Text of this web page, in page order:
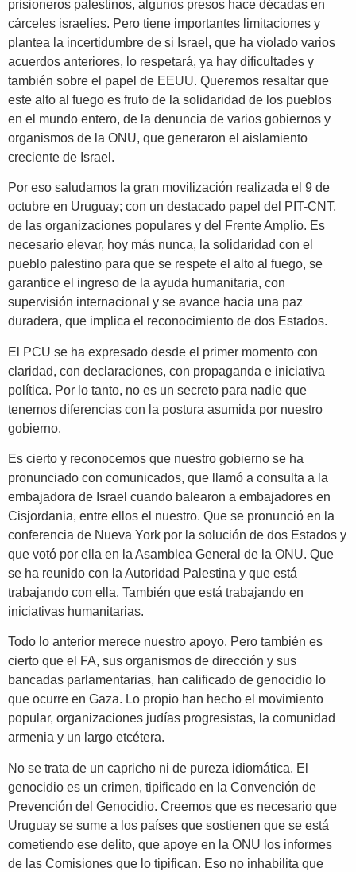
prisioneros palestinos, algunos presos hace décadas en
cárceles israelíes. Pero tiene importantes limitaciones y
plantea la incertidumbre de si Israel, que ha violado varios
acuerdos anteriores, lo respetará, ya hay dificultades y
también sobre el papel de EEUU. Queremos resaltar que
este alto al fuego es fruto de la solidaridad de los pueblos
en el mundo entero, de la denuncia de varios gobiernos y
organismos de la ONU, que generaron el aislamiento
creciente de Israel.
Por eso saludamos la gran movilización realizada el 9 de
octubre en Uruguay; con un destacado papel del PIT-CNT,
de las organizaciones populares y del Frente Amplio. Es
necesario elevar, hoy más nunca, la solidaridad con el
pueblo palestino para que se respete el alto al fuego, se
garantice el ingreso de la ayuda humanitaria, con
supervisión internacional y se avance hacia una paz
duradera, que implica el reconocimiento de dos Estados.
El PCU se ha expresado desde el primer momento con
claridad, con declaraciones, con propaganda e iniciativa
política. Por lo tanto, no es un secreto para nadie que
tenemos diferencias con la postura asumida por nuestro
gobierno.
Es cierto y reconocemos que nuestro gobierno se ha
pronunciado con comunicados, que llamó a consulta a la
embajadora de Israel cuando balearon a embajadores en
Cisjordania, entre ellos el nuestro. Que se pronunció en la
conferencia de Nueva York por la solución de dos Estados y
que votó por ella en la Asamblea General de la ONU. Que
se ha reunido con la Autoridad Palestina y que está
trabajando con ella. También que está trabajando en
iniciativas humanitarias.
Todo lo anterior merece nuestro apoyo. Pero también es
cierto que el FA, sus organismos de dirección y sus
bancadas parlamentarias, han calificado de genocidio lo
que ocurre en Gaza. Lo propio han hecho el movimiento
popular, organizaciones judías progresistas, la comunidad
armenia y un largo etcétera.
No se trata de un capricho ni de pureza idiomática. El
genocidio es un crimen, tipificado en la Convención de
Prevención del Genocidio. Creemos que es necesario que
Uruguay se sume a los países que sostienen que se está
cometiendo ese delito, que apoye en la ONU los informes
de las Comisiones que lo tipifican. Eso no inhabilita que